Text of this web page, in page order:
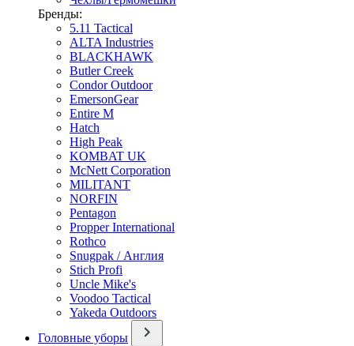
Бренды:
5.11 Tactical
ALTA Industries
BLACKHAWK
Butler Creek
Condor Outdoor
EmersonGear
Entire M
Hatch
High Peak
KOMBAT UK
McNett Corporation
MILITANT
NORFIN
Pentagon
Propper International
Rothco
Snugpak / Англия
Stich Profi
Uncle Mike's
Voodoo Tactical
Yakeda Outdoors
Головные уборы